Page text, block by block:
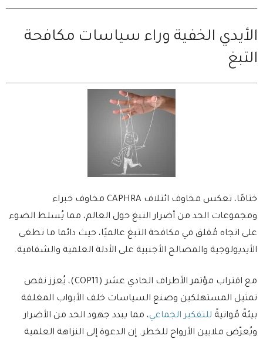
الأيدي الخفية وراء سياسات مكافحة
التبغ
ختامًا، تعكس مخاوف ائتلاف CAPHRA مخاوف خبراء
ومجموعات الحد من أضرار التبغ حول العالم، مما يُسلط الضوء
على اتجاه مُقلق في مكافحة التبغ عالميًا، حيث دائما ما تطغى
الأيديولوجية والمصالح الأجنبية على الأدلة العلمية والشفافية.
مع اقتراب مؤتمر الأطراف الحادي عشر (COP11)، يُعزز نقص
تمثيل المستهلكين وصنع السياسات خلف الأبواب المغلقة
بيئةً مُواتيةً للتفكير الجماعي، مما يبدد جهود الحد من الأضرار
ويُعرّض ملايين الأرواح للخطر. إن الدعوة إلى النزاهة العلمية